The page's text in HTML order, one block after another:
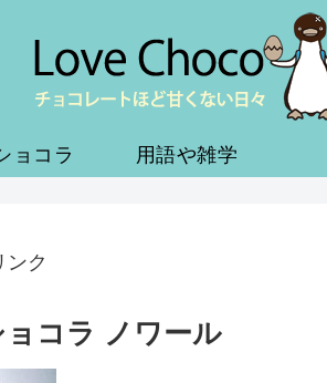
ョコラ 用語や雑学
ンク
コラ ノワール